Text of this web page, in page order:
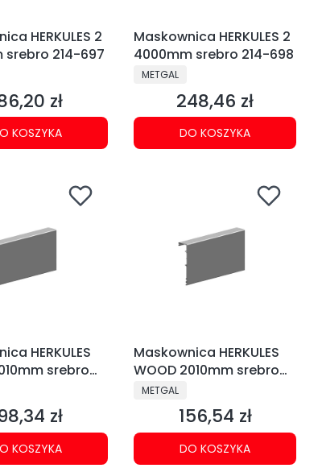
HERKULES 2
srebro 214-697
zł
KOSZYKA
Maskownica HERKULES 2
4000mm srebro 214-698
PRODUCENT
METGAL
Cena
248,46 zł
DO KOSZYKA
HERKULES
srebro
608)
zł
KOSZYKA
Maskownica HERKULES
WOOD 2010mm srebro
(214-615)
PRODUCENT
METGAL
Cena
156,54 zł
DO KOSZYKA